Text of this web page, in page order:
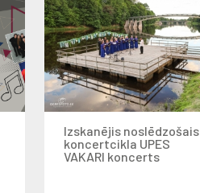
Izskanējis noslēdzošais
koncertcikla UPES
VAKARI koncerts